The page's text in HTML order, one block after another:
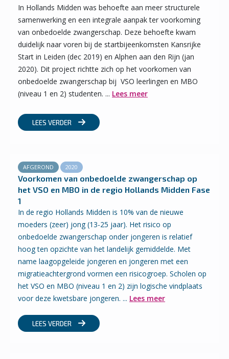
In Hollands Midden was behoefte aan meer structurele
samenwerking en een integrale aanpak ter voorkoming
van onbedoelde zwangerschap. Deze behoefte kwam
duidelijk naar voren bij de startbijeenkomsten Kansrijke
Start in Leiden (dec 2019) en Alphen aan den Rijn (jan
2020). Dit project richtte zich op het voorkomen van
onbedoelde zwangerschap bij VSO leerlingen en MBO
(niveau 1 en 2) studenten. ... Lees meer
LEES VERDER
AFGEROND 2020
Voorkomen van onbedoelde zwangerschap op
het VSO en MBO in de regio Hollands Midden Fase
1
In de regio Hollands Midden is 10% van de nieuwe
moeders (zeer) jong (13-25 jaar). Het risico op
onbedoelde zwangerschap onder jongeren is relatief
hoog ten opzichte van het landelijk gemiddelde. Met
name laagopgeleide jongeren en jongeren met een
migratieachtergrond vormen een risicogroep. Scholen op
het VSO en MBO (niveau 1 en 2) zijn logische vindplaats
voor deze kwetsbare jongeren. ... Lees meer
LEES VERDER